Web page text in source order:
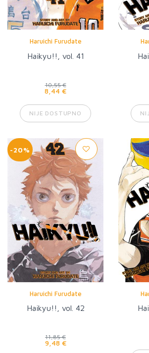
Haruichi Furudate
Haikyu!!, vol. 41
10,55 €
8,44 €
NIJE DOSTUPNO
-20%
Haruichi Furudate
Haikyu!!, vol. 42
11,85 €
9,48 €